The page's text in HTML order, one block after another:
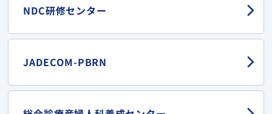
NDC研修センター
JADECOM-PBRN